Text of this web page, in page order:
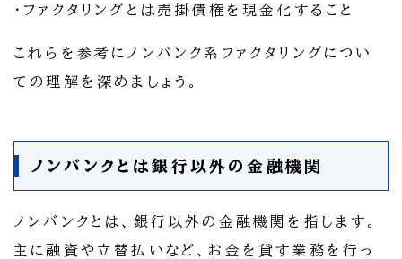
・ファクタリングとは売掛債権を現金化すること
これらを参考にノンバンク系ファクタリングについ
ての理解を深めましょう。
ノンバンクとは銀行以外の金融機関
ノンバンクとは、銀行以外の金融機関を指します。
主に融資や立替払いなど、お金を貸す業務を行っ